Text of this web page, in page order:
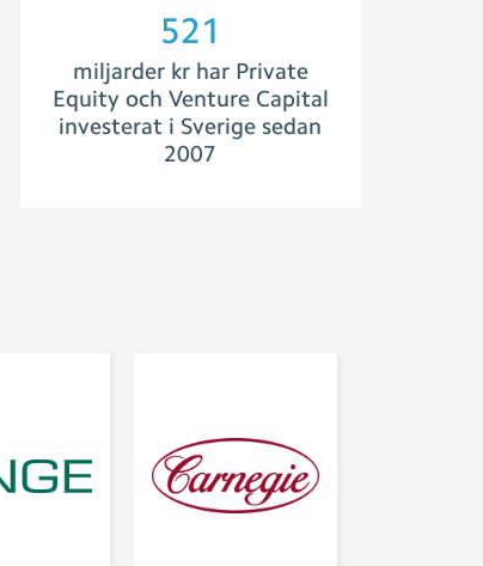
557
miljarder kr har Private
Equity och Venture Capital
investerat i Sverige sedan
2007